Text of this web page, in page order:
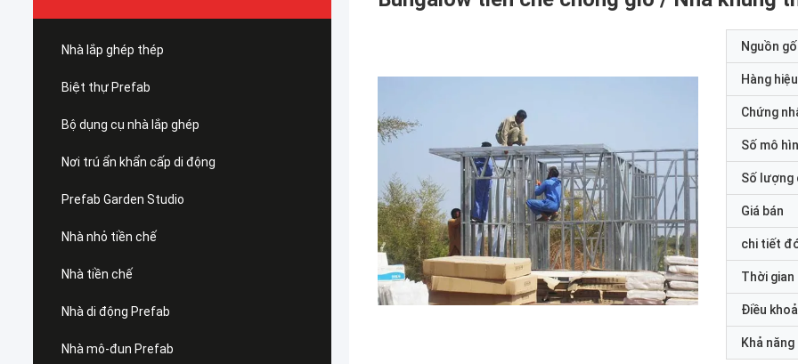
Nhà lắp ghép thép
Biệt thự Prefab
Bộ dụng cụ nhà lắp ghép
Nơi trú ẩn khẩn cấp di động
Prefab Garden Studio
Nhà nhỏ tiền chế
Nhà tiền chế
Nhà di động Prefab
Nhà mô-đun Prefab
Nguồn
Hàng hiệu
Chứng
Số mô
Số lượng
Giá bán
chi tiết
Thời gian
Điều
Khả